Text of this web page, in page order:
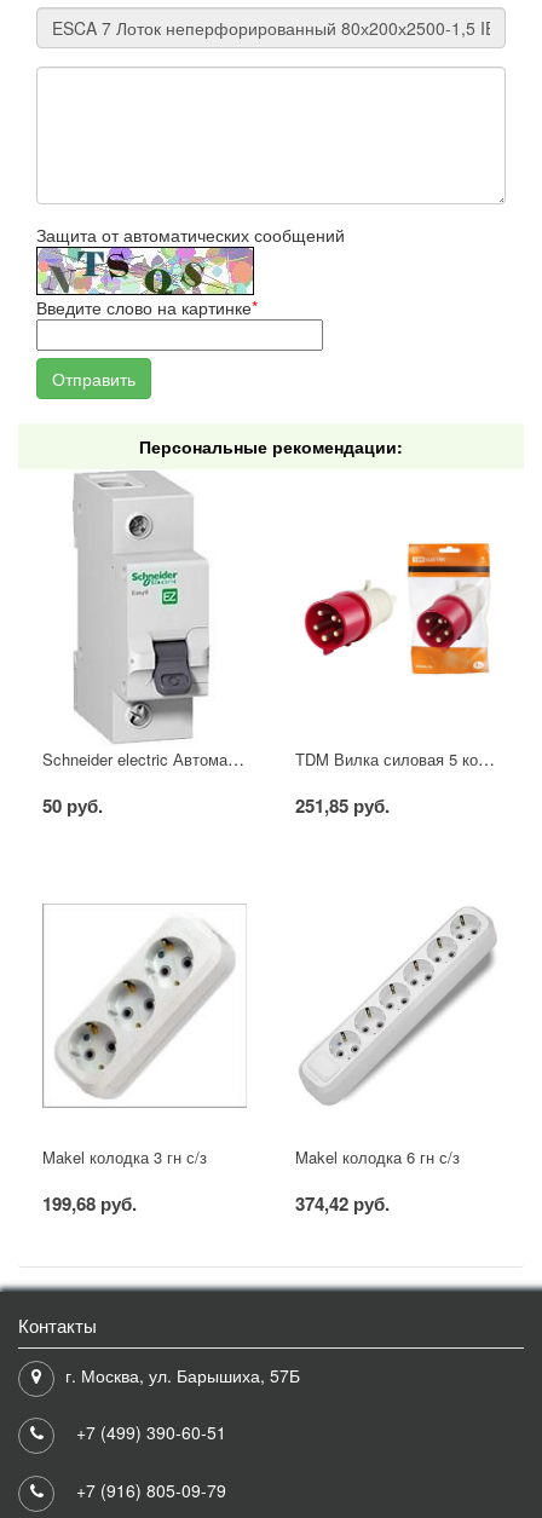
Защита от автоматических сообщений
Введите слово на картинке*
Персональные рекомендации:
Schneider electric Автоматический выключатель 1/40А
50 руб.
TDM Вилка силовая 5 контактов 16А 380В IP44
251,85 руб.
Makel колодка 3 гн с/з
199,68 руб.
Makel колодка 6 гн с/з
374,42 руб.
Контакты
г. Москва, ул. Барышиха, 57Б
+7 (499) 390-60-51
+7 (916) 805-09-79